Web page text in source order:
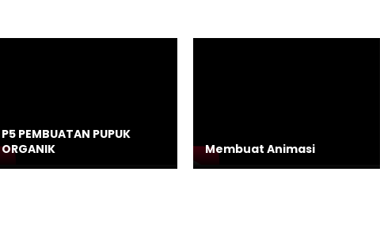
P5 PEMBUATAN PUPUK
ORGANIK
Membuat Animasi